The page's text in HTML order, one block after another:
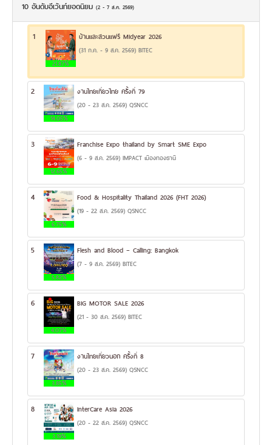
10 อันดับอีเว้นท์ยอดนิยม (2 - 7 ส.ค. 2569)
1
21.87%
บ้านและสวนแฟร์ Midyear 2026
(31 ก.ค. - 9 ส.ค. 2569) BITEC
2
14.05%
งานไทยเที่ยวไทย ครั้งที่ 79
(20 - 23 ส.ค. 2569) QSNCC
3
12.65%
Franchise Expo thailand by Smart SME Expo
(6 - 9 ส.ค. 2569) IMPACT เมืองทองธานี
4
6.75%
Food & Hospitality Thailand 2026 (FHT 2026)
(19 - 22 ส.ค. 2569) QSNCC
5
5.82%
Flesh and Blood – Calling: Bangkok
(7 - 9 ส.ค. 2569) BITEC
6
4.07%
BIG MOTOR SALE 2026
(21 - 30 ส.ค. 2569) BITEC
7
3.85%
งานไทยเที่ยวนอก ครั้งที่ 8
(20 - 23 ส.ค. 2569) QSNCC
8
3.19%
InterCare Asia 2026
(20 - 22 ส.ค. 2569) QSNCC